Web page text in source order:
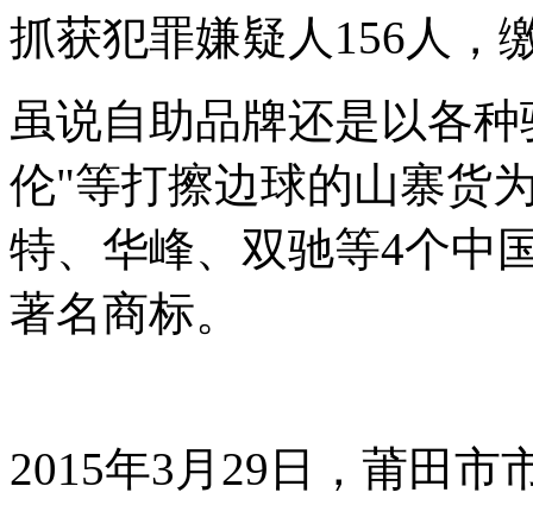
抓获犯罪嫌疑人156人，
虽说自助品牌还是以各
伦"等打擦边球的山寨货
特、华峰、双驰等4个中
著名商标。
2015年3月29日，莆田市